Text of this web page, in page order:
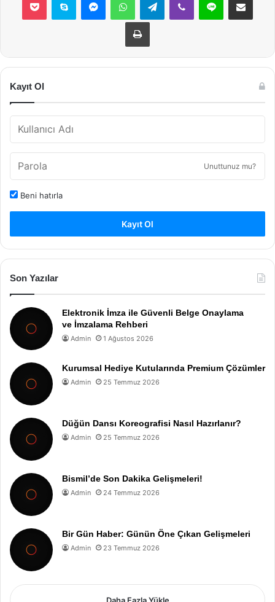
Yazdır
Kayıt Ol
Unuttunuz mu?
Beni hatırla
Kayıt Ol
Son Yazılar
Elektronik İmza ile Güvenli Belge Onaylama
ve İmzalama Rehberi
Admin 1 Ağustos 2026
Kurumsal Hediye Kutularında Premium Çözümler
Admin 25 Temmuz 2026
Düğün Dansı Koreografisi Nasıl Hazırlanır?
Admin 25 Temmuz 2026
Bismil’de Son Dakika Gelişmeleri!
Admin 24 Temmuz 2026
Bir Gün Haber: Günün Öne Çıkan Gelişmeleri
Admin 23 Temmuz 2026